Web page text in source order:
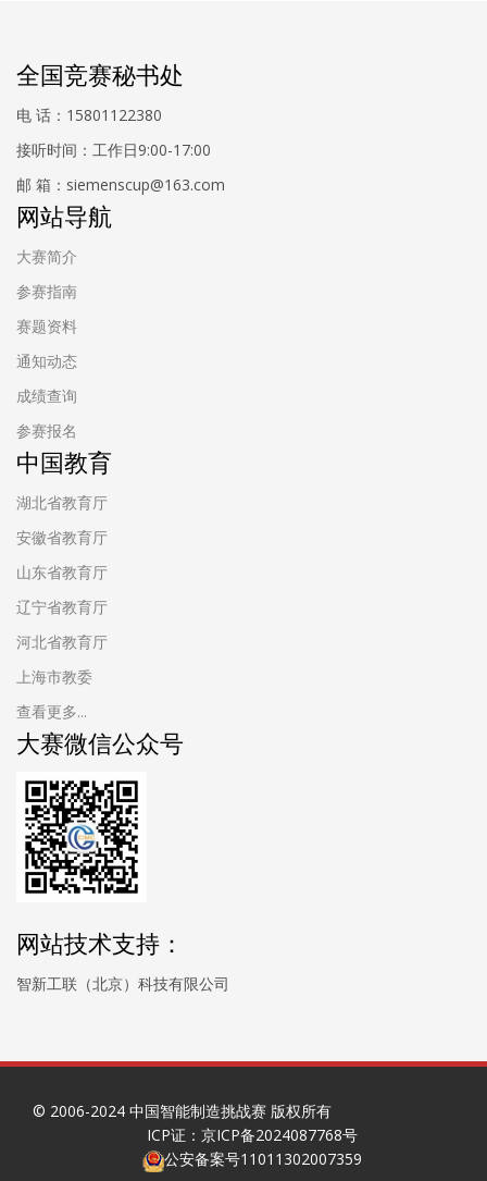
全国竞赛秘书处
电 话：15801122380
接听时间：工作日9:00-17:00
邮 箱：siemenscup@163.com
网站导航
大赛简介
参赛指南
赛题资料
通知动态
成绩查询
参赛报名
中国教育
湖北省教育厅
安徽省教育厅
山东省教育厅
辽宁省教育厅
河北省教育厅
上海市教委
查看更多...
大赛微信公众号
网站技术支持：
智新工联（北京）科技有限公司
© 2006-2024 中国智能制造挑战赛 版权所有
ICP证：京ICP备2024087768号
公安备案号11011302007359